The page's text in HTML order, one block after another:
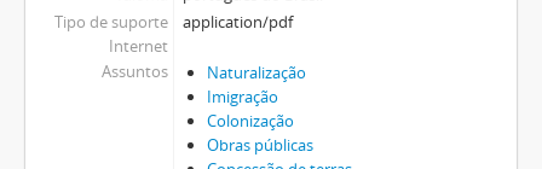
Tipo de suporte
Internet
application/pdf
Assuntos
Naturalização
Imigração
Colonização
Obras públicas